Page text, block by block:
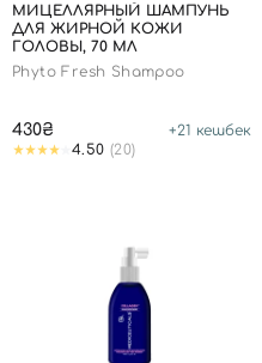
МИЦЕЛЛЯРНЫЙ ШАМПУНЬ
ДЛЯ ЖИРНОЙ КОЖИ
ГОЛОВЫ, 70 МЛ
Phyto Fresh Shampoo
430₴ +21 кешбек
4.50 (20)